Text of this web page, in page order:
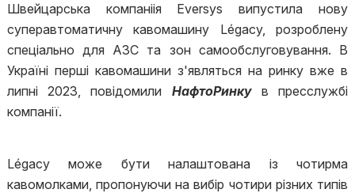
Швейцарська компаніія Eversys випустила нову
суперавтоматичну кавомашину Légacy, розроблену
спеціально для АЗС та зон самообслуговування. В
Україні перші кавомашини з'являться на ринку вже в
липні 2023, повідомили НафтоРинку в пресслужбі
компанії.
Légacy може бути налаштована із чотирма
кавомолками, пропонуючи на вибір чотири різних типів